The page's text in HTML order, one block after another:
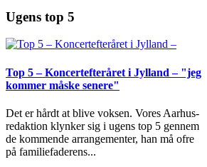
Ugens top 5
Top 5 – Koncertefteråret i Jylland – "jeg
kommer måske senere"
Det er hårdt at blive voksen. Vores Aarhus-
redaktion klynker sig i ugens top 5 gennem
de kommende arrangementer, han må ofre
på familiefaderens...